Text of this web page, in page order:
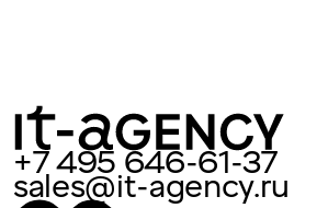
+7 495 646-61-37
sales@it-agency.ru